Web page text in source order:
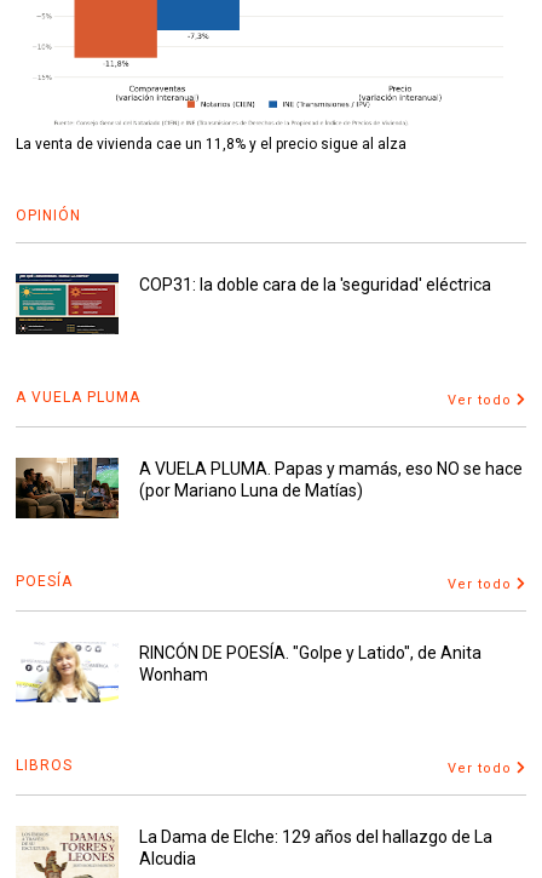
La venta de vivienda cae un 11,8% y el precio sigue al alza
OPINIÓN
COP31: la doble cara de la 'seguridad' eléctrica
A VUELA PLUMA Ver todo
A VUELA PLUMA. Papas y mamás, eso NO se hace
(por Mariano Luna de Matías)
POESÍA Ver todo
RINCÓN DE POESÍA. "Golpe y Latido", de Anita
Wonham
LIBROS Ver todo
La Dama de Elche: 129 años del hallazgo de La
Alcudia